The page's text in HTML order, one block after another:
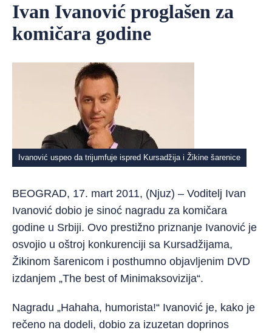
Ivan Ivanović proglašen za
komičara godine
Ivanović uspeo da trijumfuje ispred Kursadžija i Žikine šarenice
BEOGRAD, 17. mart 2011, (Njuz) – Voditelj Ivan
Ivanović dobio je sinoć nagradu za komičara
godine u Srbiji. Ovo prestižno priznanje Ivanović je
osvojio u oštroj konkurenciji sa Kursadžijama,
Žikinom šarenicom i posthumno objavljenim DVD
izdanjem „The best of Minimaksovizija“.
Nagradu „Hahaha, humorista!“ Ivanović je, kako je
rečeno na dodeli, dobio za izuzetan doprinos